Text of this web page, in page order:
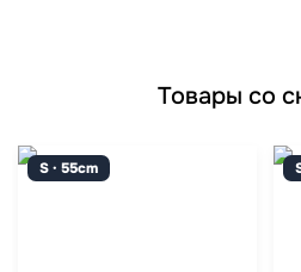
Товары со
S · 55cm